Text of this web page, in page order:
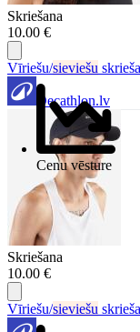
Skriešana
10.00 €
Cenu vēsture
Vīriešu/sieviešu
Decathlon.lv
Skriešana
10.00 €
Vīriešu/sieviešu